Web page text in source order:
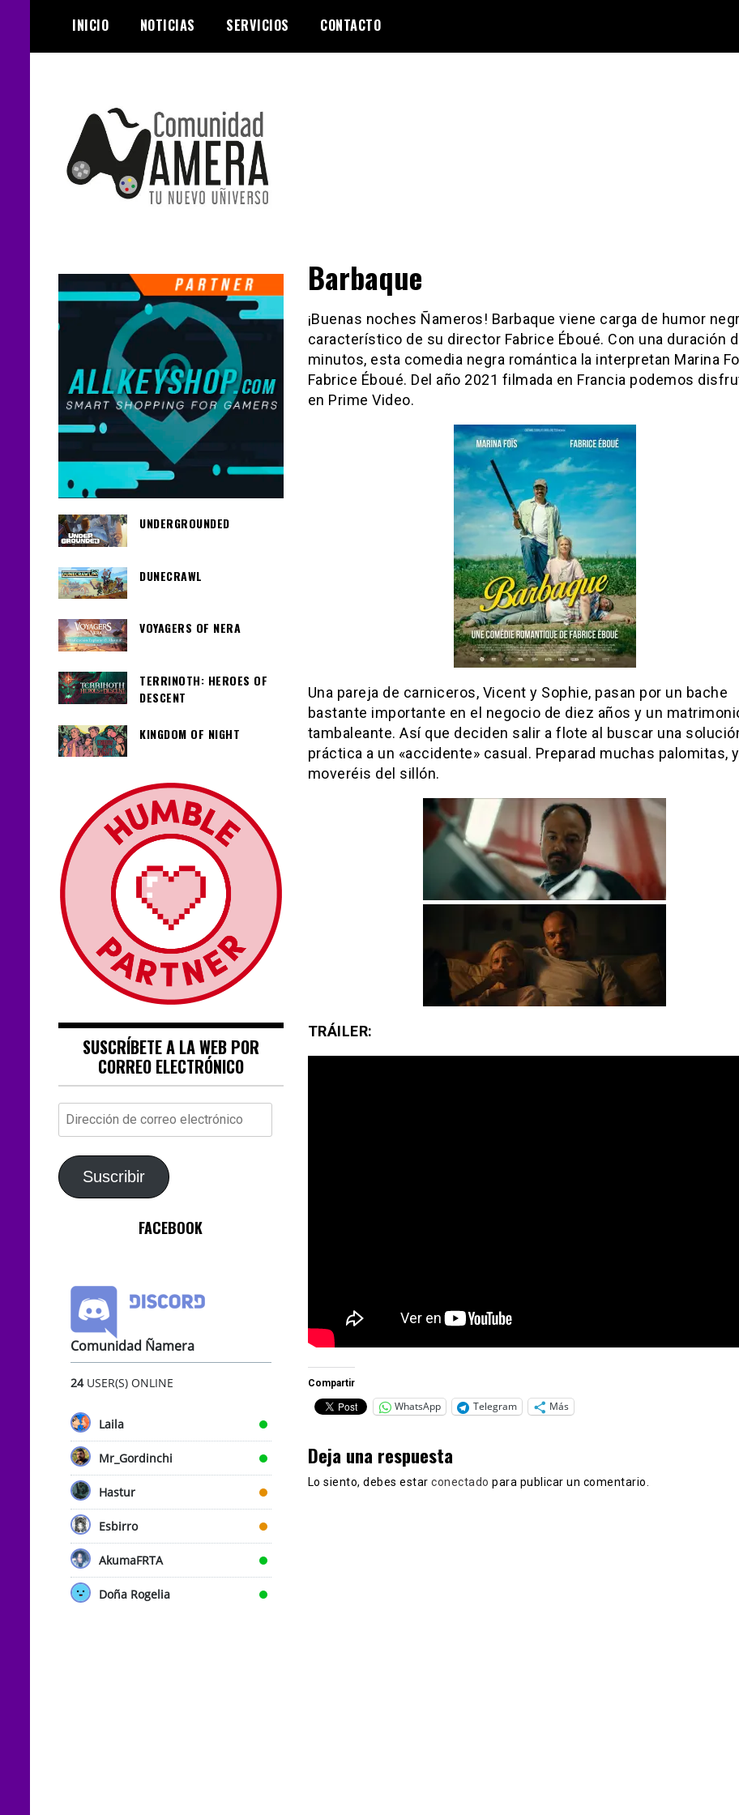
content
INICIO NOTICIAS SERVICIOS CONTACTO
Ñamera
Barbaque
¡Buenas noches Ñameros! Barbaque viene carga de humor
característico de su director Fabrice Éboué. Con una duración
minutos, esta comedia negra romántica la interpretan Marina
Fabrice Éboué. Del año 2021 filmada en Francia podemos
en Prime Video.
Una pareja de carniceros, Vicent y Sophie, pasan por un bache
bastante importante en el negocio de diez años y un
tambaleante. Así que deciden salir a flote al buscar una
práctica a un «accidente» casual. Preparad muchas palomitas,
moveréis del sillón.
TRÁILER:
Compartir
WhatsApp Telegram Más
Deja una respuesta
Lo siento, debes estar conectado para publicar un comentario.
UNDERGROUNDED
DUNECRAWL
VOYAGERS OF NERA
TERRINOTH: HEROES OF
DESCENT
KINGDOM OF NIGHT
SUSCRÍBETE A LA WEB POR
CORREO ELECTRÓNICO
Dirección
de
correo
electrónico
Suscribir
FACEBOOK
Comunidad Ñamera
24USER(S) ONLINE
Laila
Mr_Gordinchi
Hastur
Esbirro
AkumaFRTA
Doña Rogelia